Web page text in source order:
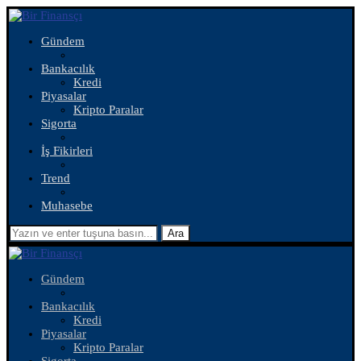
Gündem
Bankacılık
Kredi
Piyasalar
Kripto Paralar
Sigorta
İş Fikirleri
Trend
Muhasebe
Ara
Gündem
Bankacılık
Kredi
Piyasalar
Kripto Paralar